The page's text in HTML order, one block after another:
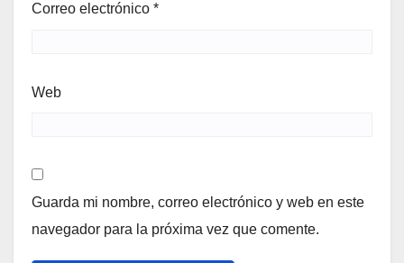
Correo electrónico *
Web
Guarda mi nombre, correo electrónico y web en este
navegador para la próxima vez que comente.